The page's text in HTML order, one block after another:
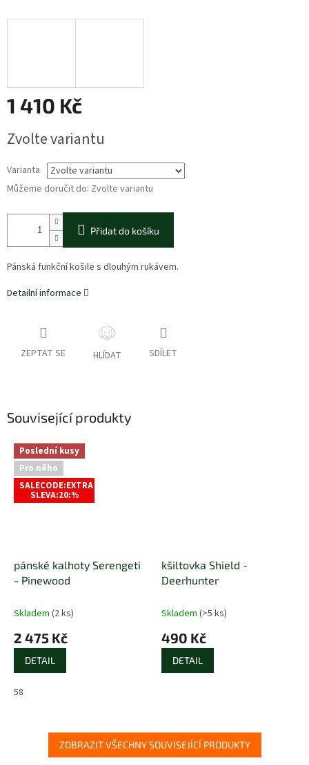
1 410 Kč
cena:
Zvolte variantu
Varianta
Můžeme doručit do: Zvolte variantu
Přidat do košíku
Pánská funkční košile s dlouhým rukávem.
Detailní informace
ZEPTAT SE HLÍDAT SDÍLET
Související produkty
Poslední kusy
Pro něho
SALECODE:EXTRA
SLEVA:20:%
pánské kalhoty Serengeti
- Pinewood
Skladem (2 ks)
2 475 Kč
DETAIL
58
kšiltovka Shield -
Deerhunter
Skladem (>5 ks)
490 Kč
DETAIL
ZOBRAZIT VŠECHNY SOUVISEJÍCÍ PRODUKTY